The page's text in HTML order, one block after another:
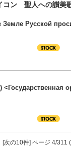
コン 聖人への讃
Земле Русской
[次の10件] ページ 4/311